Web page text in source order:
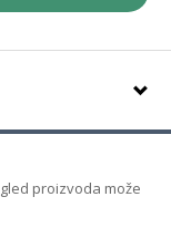
proizvoda može